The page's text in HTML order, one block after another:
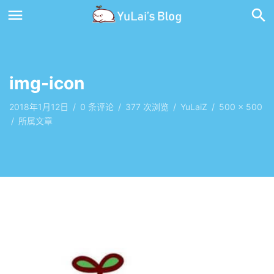
img-icon
2018年1月12日 / 0 条评论 / 377 次浏览 / YuLaiZ / 500 × 500
/ 所属文章